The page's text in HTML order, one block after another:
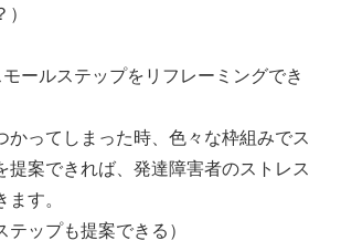
ールステップをリフレーミングでき
かってしまった時、色々な枠組みでス
提案できれば、発達障害者のストレス
す。
テップも提案できる）